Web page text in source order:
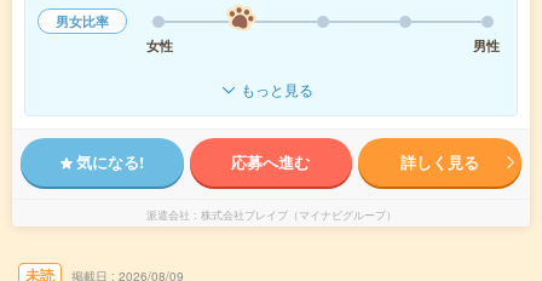
男女比率
女性
男性
もっと見る
気になる! 応募へ進む 詳しく見る
派遣会社 株式会社ブレイブ（マイナビグループ）
未読 掲載日 2026/08/09